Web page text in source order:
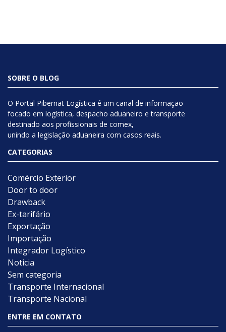
SOBRE O BLOG
O Portal Pibernat Logística é um canal de informação
focado em logística, despacho aduaneiro e transporte
destinado aos profissionais de comex,
unindo a legislação aduaneira com casos reais.
CATEGORIAS
Comércio Exterior
Door to door
Drawback
Ex-tarifário
Exportação
Importação
Integrador Logístico
Noticia
Sem categoria
Transporte Internacional
Transporte Nacional
ENTRE EM CONTATO